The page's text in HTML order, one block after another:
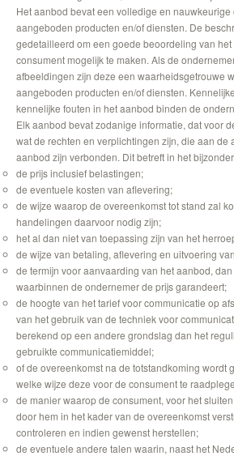
Het aanbod bevat een volledige en nauwkeurige
aangeboden producten en/of diensten. De
gedetailleerd om een goede beoordeling van
consument mogelijk te maken. Als de
afbeeldingen zijn deze een waarheidsgetrouwe
aangeboden producten en/of diensten.
kennelijke fouten in het aanbod binden de
Elk aanbod bevat zodanige informatie, dat voor
wat de rechten en verplichtingen zijn, die aan de
aanbod zijn verbonden. Dit betreft in het
de prijs inclusief belastingen;
de eventuele kosten van aflevering;
de wijze waarop de overeenkomst tot stand zal
handelingen daarvoor nodig zijn;
het al dan niet van toepassing zijn van het
de wijze van betaling, aflevering en uitvoering
de termijn voor aanvaarding van het aanbod,
waarbinnen de ondernemer de prijs garandeert;
de hoogte van het tarief voor communicatie op
van het gebruik van de techniek voor
berekend op een andere grondslag dan het
gebruikte communicatiemiddel;
of de overeenkomst na de totstandkoming wordt
welke wijze deze voor de consument te
de manier waarop de consument, voor het
door hem in het kader van de overeenkomst
controleren en indien gewenst herstellen;
de eventuele andere talen waarin, naast het